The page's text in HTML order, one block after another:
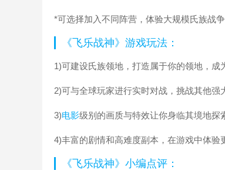
*可选择加入不同阵营，体验大规模氏族战
《飞乐战神》游戏玩法：
1)可建设氏族领地，打造属于你的领地，成
2)可与全球玩家进行实时对战，挑战其他强
3)电影级别的画质与特效让你身临其境地探
4)丰富的剧情和高难度副本，在游戏中体验
《飞乐战神》小编点评：